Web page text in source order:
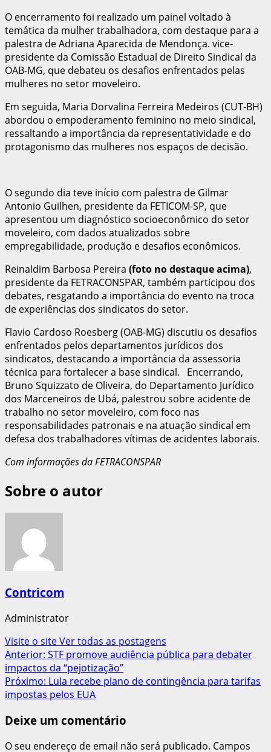
O encerramento foi realizado um painel voltado à
temática da mulher trabalhadora, com destaque para a
palestra de Adriana Aparecida de Mendonça. vice-
presidente da Comissão Estadual de Direito Sindical da
OAB-MG, que debateu os desafios enfrentados pelas
mulheres no setor moveleiro.
Em seguida, Maria Dorvalina Ferreira Medeiros (CUT-BH)
abordou o empoderamento feminino no meio sindical,
ressaltando a importância da representatividade e do
protagonismo das mulheres nos espaços de decisão.
O segundo dia teve início com palestra de Gilmar
Antonio Guilhen, presidente da FETICOM-SP, que
apresentou um diagnóstico socioeconômico do setor
moveleiro, com dados atualizados sobre
empregabilidade, produção e desafios econômicos.
Reinaldim Barbosa Pereira (foto no destaque acima),
presidente da FETRACONSPAR, também participou dos
debates, resgatando a importância do evento na troca
de experiências dos sindicatos do setor.
Flavio Cardoso Roesberg (OAB-MG) discutiu os desafios
enfrentados pelos departamentos jurídicos dos
sindicatos, destacando a importância da assessoria
técnica para fortalecer a base sindical. Encerrando,
Bruno Squizzato de Oliveira, do Departamento Jurídico
dos Marceneiros de Ubá, palestrou sobre acidente de
trabalho no setor moveleiro, com foco nas
responsabilidades patronais e na atuação sindical em
defesa dos trabalhadores vítimas de acidentes laborais.
Com informações da FETRACONSPAR
Sobre o autor
Contricom
Administrator
Visite o siteVer todas as postagens
Navegação
de
artigos
Anterior: STF promove audiência pública para debater
impactos da “pejotização”
Próximo: Lula recebe plano de contingência para tarifas
impostas pelos EUA
Deixe um comentário
O seu endereço de email não será publicado. Campos